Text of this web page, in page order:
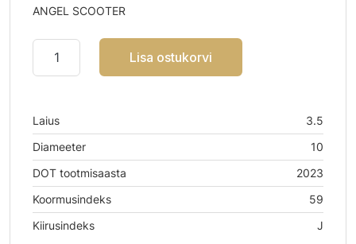
ANGEL SCOOTER
Lisa ostukorvi
Laius
3.5
Diameeter
10
DOT tootmisaasta
2023
Koormusindeks
59
Kiirusindeks
J